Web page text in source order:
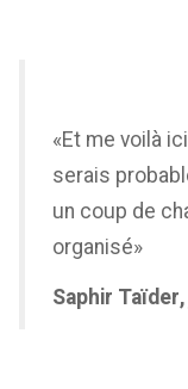
«Et me voilà
serais
un coup de
organisé»
Saphir